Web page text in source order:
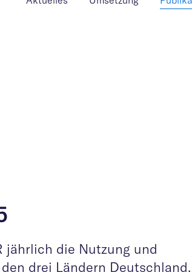
jährlich die Nutzung und
drei Ländern Deutschland,